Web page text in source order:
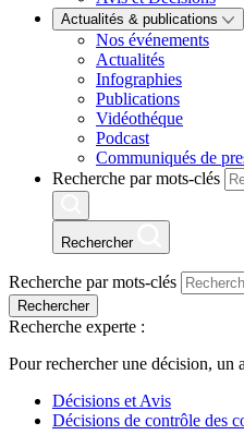
Actualités & publications
Nos événements
Actualités
Infographies
Publications
Vidéothéque
Podcast
Communiqués de
Recherche par mots-clés
Rechercher
Recherche par mots-clés
Rechercher
Recherche experte :
Pour rechercher une décision, un
Décisions et Avis
Décisions de contrôle des